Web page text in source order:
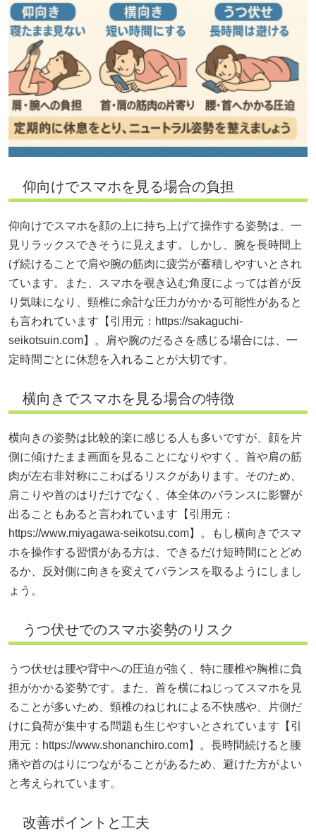
仰向けでスマホを見る場合の負担
仰向けでスマホを顔の上に持ち上げて操作する姿勢は、一
見リラックスできそうに見えます。しかし、腕を長時間上
げ続けることで肩や腕の筋肉に疲労が蓄積しやすいとされ
ています。また、スマホを覗き込む角度によっては首が反
り気味になり、頸椎に余計な圧力がかかる可能性があると
も言われています【引用元： https://sakaguchi-
seikotsuin.com】。肩や腕のだるさを感じる場合には、一
定時間ごとに休憩を入れることが大切です。
横向きでスマホを見る場合の特徴
横向きの姿勢は比較的楽に感じる人も多いですが、顔を片
側に傾けたまま画面を見ることになりやすく、首や肩の筋
肉が左右非対称にこわばるリスクがあります。そのため、
肩こりや首のはりだけでなく、体全体のバランスに影響が
出ることもあると言われています【引用元：
https://www.miyagawa-seikotsu.com】。もし横向きでスマ
ホを操作する習慣がある方は、できるだけ短時間にとどめ
るか、反対側に向きを変えてバランスを取るようにしまし
ょう。
うつ伏せでのスマホ姿勢のリスク
うつ伏せは腰や背中への圧迫が強く、特に腰椎や胸椎に負
担がかかる姿勢です。また、首を横にねじってスマホを見
ることが多いため、頸椎のねじれによる不快感や、片側だ
けに負荷が集中する問題も生じやすいとされています【引
用元： https://www.shonanchiro.com】。長時間続けると腰
痛や首のはりにつながることがあるため、避けた方がよい
と考えられています。
改善ポイントと工夫